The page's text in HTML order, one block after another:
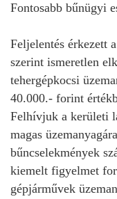
Fontosabb bűnügyi
Feljelentés érkezett
szerint ismeretlen
tehergépkocsi
40.000.- forint
Felhívjuk a kerületi
magas
bűncselekmények
kiemelt figyelmet
gépjárművek